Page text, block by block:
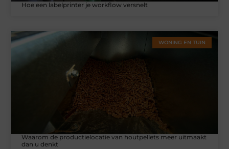
Hoe een labelprinter je workflow versnelt
WONING EN TUIN
Waarom de productielocatie van houtpellets meer uitmaakt
dan u denkt